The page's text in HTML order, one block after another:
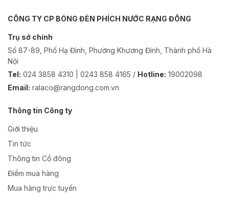
CÔNG TY CP BÓNG ĐÈN PHÍCH NƯỚC RẠNG ĐÔNG
Trụ sở chính
Số 87-89, Phố Hạ Đình, Phường Khương Đình, Thành phố Hà
Nội
Tel: 024 3858 4310 | 0243 858 4165 / Hotline: 19002098
Email: ralaco@rangdong.com.vn
Thông tin Công ty
Giới thiệu
Tin tức
Thông tin Cổ đông
Điểm mua hàng
Mua hàng trực tuyến